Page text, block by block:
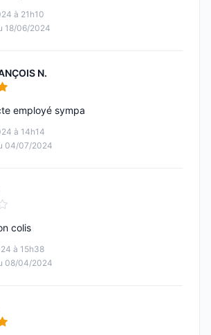
à 21h10
18/06/2024
N.
5
à 14h14
04/07/2024
employé sympa
5
à 15h38
08/04/2024
colis
5